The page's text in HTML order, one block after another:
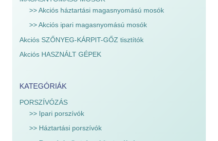
>> Akciós háztartási magasnyomású mosók
>> Akciós ipari magasnyomású mosók
Akciós SZŐNYEG-KÁRPIT-GŐZ tisztítók
Akciós HASZNÁLT GÉPEK
KATEGÓRIÁK
PORSZÍVÓZÁS
>> Ipari porszívók
>> Háztartási porszívók